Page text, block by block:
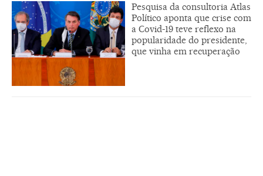
Pesquisa da consultoria Atlas
Político aponta que crise com
a Covid-19 teve reflexo na
popularidade do presidente,
que vinha em recuperação